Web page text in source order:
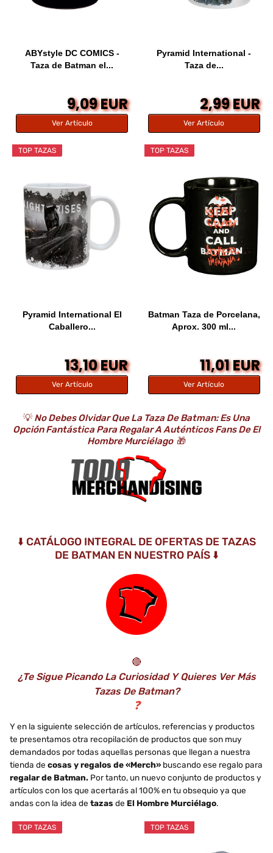
ABYstyle DC COMICS -
Taza de Batman el...
9,09 EUR
Ver Artículo
Pyramid International -
Taza de...
2,99 EUR
Ver Artículo
TOP TAZAS
Pyramid International El
Caballero...
13,10 EUR
Ver Artículo
TOP TAZAS
Batman Taza de Porcelana,
Aprox. 300 ml...
11,01 EUR
Ver Artículo
💡 No Debes Olvidar Que La Taza De Batman: Es Una
Opción Fantástica Para Regalar A Auténticos Fans De El
Hombre Murciélago 🎁
⬇️ CATÁLOGO INTEGRAL DE OFERTAS DE TAZAS
DE BATMAN EN NUESTRO PAÍS ⬇️
🔴
¿Te Sigue Picando La Curiosidad Y Quieres Ver Más
Tazas De Batman?
❓
Y en la siguiente selección de artículos, referencias y productos
te presentamos otra recopilación de productos que son muy
demandados por todas aquellas personas que llegan a nuestra
tienda de cosas y regalos de «Merch» buscando ese regalo para
regalar de Batman. Por tanto, un nuevo conjunto de productos y
artículos con los que acertarás al 100% en tu obsequio ya que
andas con la idea de tazas de El Hombre Murciélago.
TOP TAZAS TOP TAZAS